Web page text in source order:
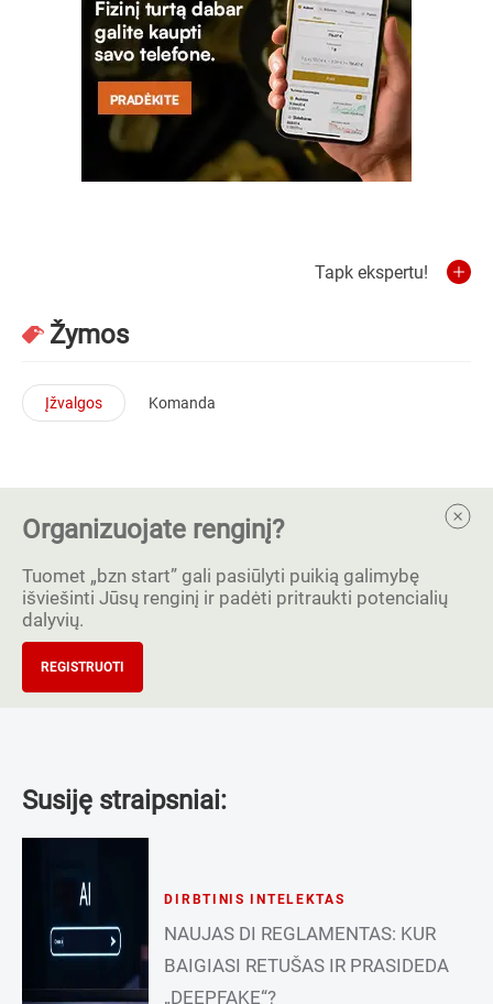
Tapk ekspertu!
Žymos
Įžvalgos Komanda
Organizuojate renginį?
Tuomet „bzn start” gali pasiūlyti puikią galimybę
išviešinti Jūsų renginį ir padėti pritraukti potencialių
dalyvių.
REGISTRUOTI
Susiję straipsniai:
DIRBTINIS INTELEKTAS
NAUJAS DI REGLAMENTAS: KUR
BAIGIASI RETUŠAS IR PRASIDEDA
„DEEPFAKE“?